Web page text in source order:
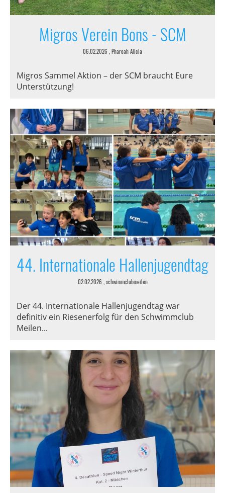
Migros Verein Bons - SCM
06.02.2026 , Pharoah Alicia
Migros Sammel Aktion – der SCM braucht Eure
Unterstützung!
44. Internationale Hallenjugendtag
02.02.2026 , schwimmclubmeilen
Der 44. Internationale Hallenjugendtag war
definitiv ein Riesenerfolg für den Schwimmclub
Meilen...